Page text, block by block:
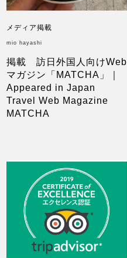
メディア掲載
mio hayashi
掲載 訪日外国人向けWeb
マガジン「MATCHA」｜
Appeared in Japan
Travel Web Magazine
MATCHA